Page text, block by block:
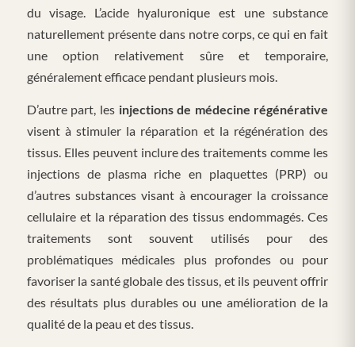
du visage. L’acide hyaluronique est une substance
naturellement présente dans notre corps, ce qui en fait
une option relativement sûre et temporaire,
généralement efficace pendant plusieurs mois.
D’autre part, les injections de médecine régénérative
visent à stimuler la réparation et la régénération des
tissus. Elles peuvent inclure des traitements comme les
injections de plasma riche en plaquettes (PRP) ou
d’autres substances visant à encourager la croissance
cellulaire et la réparation des tissus endommagés. Ces
traitements sont souvent utilisés pour des
problématiques médicales plus profondes ou pour
favoriser la santé globale des tissus, et ils peuvent offrir
des résultats plus durables ou une amélioration de la
qualité de la peau et des tissus.